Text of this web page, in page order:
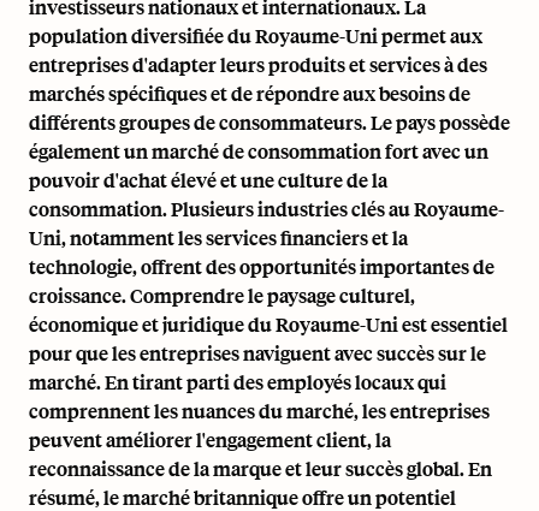
investisseurs nationaux et internationaux. La
population diversifiée du Royaume-Uni permet aux
entreprises d'adapter leurs produits et services à des
marchés spécifiques et de répondre aux besoins de
différents groupes de consommateurs. Le pays possède
également un marché de consommation fort avec un
pouvoir d'achat élevé et une culture de la
consommation. Plusieurs industries clés au Royaume-
Uni, notamment les services financiers et la
technologie, offrent des opportunités importantes de
croissance. Comprendre le paysage culturel,
économique et juridique du Royaume-Uni est essentiel
pour que les entreprises naviguent avec succès sur le
marché. En tirant parti des employés locaux qui
comprennent les nuances du marché, les entreprises
peuvent améliorer l'engagement client, la
reconnaissance de la marque et leur succès global. En
résumé, le marché britannique offre un potentiel